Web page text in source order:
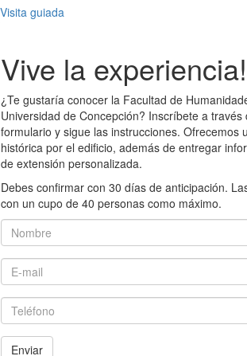
Visita guiada
Vive la experiencia!
¿Te gustaría conocer la Facultad de
Universidad de Concepción? Inscríbete a través
formulario y sigue las instrucciones. Ofrecemos
histórica por el edificio, además de entregar
de extensión personalizada.
Debes confirmar con 30 días de anticipación.
con un cupo de 40 personas como máximo.
Nombre
E-mail
Teléfono
Enviar